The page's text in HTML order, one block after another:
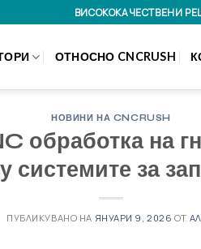
ВИСОКОКАЧЕСТВЕНИ
ОТНОСНО CNCRUSH
НОВИНИ НА CNCRUSH
обработка на
системите за
ПУБЛИКУВАНО НА ЯНУАРИ 9, 2026 ОТ